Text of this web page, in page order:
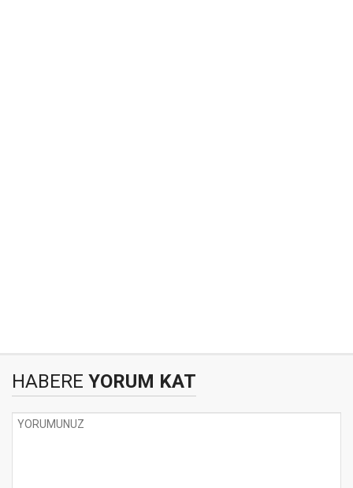
HABERE YORUM KAT